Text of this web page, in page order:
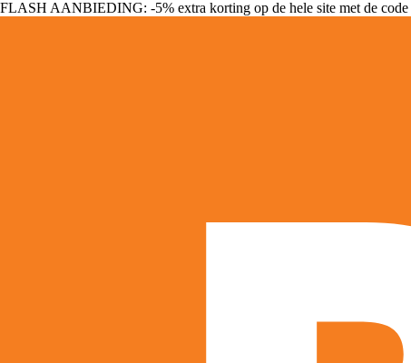
FLASH AANBIEDING: -5% extra korting op de hele site met de code